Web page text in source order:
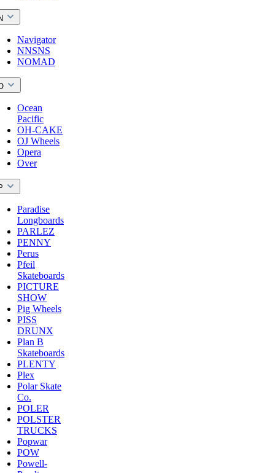
Navigator
NNSNS
NOMAD
Ocean
Pacific
OH-CAKE
OJ Wheels
Opera
Over
Paradise
Longboards
PARLEZ
PENNY
Perus
Pfeil
Skateboards
PICTURE
SHOW
Pig Wheels
PISS
DRUNX
Plan B
Skateboards
PLENTY
Plex
Polar Skate
Co.
POLER
POLSTER
TRUCKS
Popwar
POW
Powell-